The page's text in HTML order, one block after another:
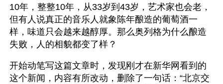
10年，整整10年，从33岁到43岁，艺术家也会老，
但有人说真正的音乐人就象陈年酿造的葡萄酒一
样，味道只会越来越醇厚。那么奥列格为什么酿造
失败，人的相貌都变了样？
开始动笔写这篇文章时，发现刚才在新华网看到的
这个新闻，内容有所改动，删除了一句话：“北京交